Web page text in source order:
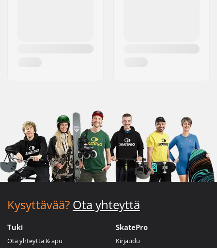
Kysyttävää? Ota yhteyttä
Tuki
Ota yhteyttä & apu
SkatePro
Kirjaudu